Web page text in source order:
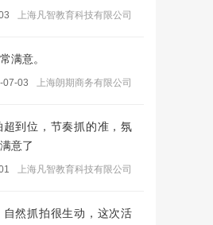
上海凡智教育科技有限公司
满意。
07-03 上海朗期商务有限公司
到位，节奏抓的准，氛
意了
上海凡智教育科技有限公司
然抓拍很生动，这次活